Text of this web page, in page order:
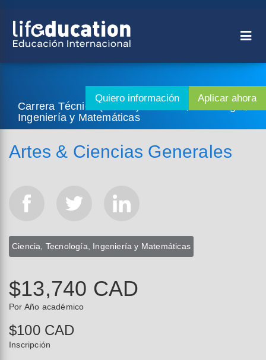
Carrera Técnica (2 años) - Ciencia, Tecnología,
Ingeniería y Matemáticas
Artes & Ciencias Generales
Ciencia, Tecnología, Ingeniería y Matemáticas
$13,740 CAD
Por Año académico
$100 CAD
Inscripción